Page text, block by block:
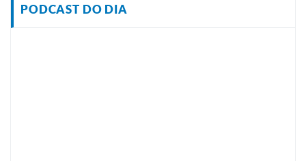
PODCAST DO DIA